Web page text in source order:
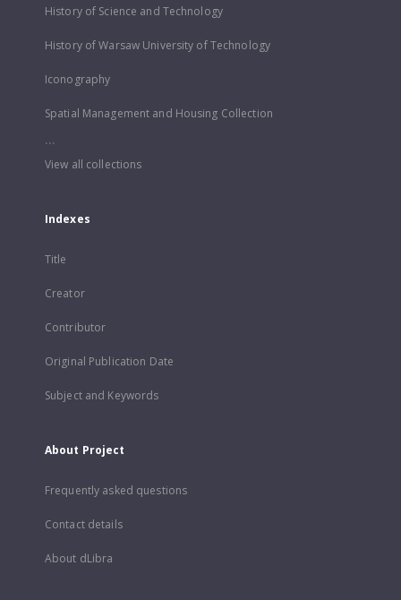
History of Science and Technology
History of Warsaw University of Technology
Iconography
Spatial Management and Housing Collection
...
View all collections
Indexes
Title
Creator
Contributor
Original Publication Date
Subject and Keywords
About Project
Frequently asked questions
Contact details
About dLibra